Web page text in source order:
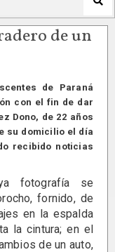
de un
de Paraná
con el fin de dar
Dono, de 22 años
su domicilio el día
recibido noticias
fotografía se
fornido, de
en la espalda
la cintura; en el
de un auto,